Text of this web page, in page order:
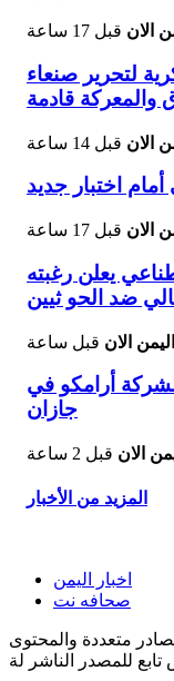
الان قبل 17 ساعة
لتحرير صنعاء
قادمة
الان قبل 14 ساعة
اختبار جديد
الان قبل 17 ساعة
يعلن رغبته
ضد الحو ثيين
الان قبل ساعة
أرامكو في
جازان
الان قبل 2 ساعة
المزيد من الأخبار
اخبار اليمن
صحافه نت
متعددة والمحتوى
تابع للمصدر الناشر لة